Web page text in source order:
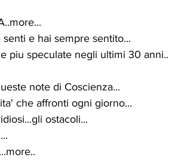
e hai sempre sentito...
piu speculate negli ultimi 30
note di Coscienza...
che affronti ogni giorno...
ostacoli...